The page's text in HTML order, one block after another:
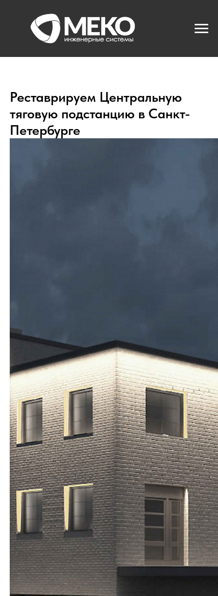
Реставрируем Центральную
тяговую подстанцию в Санкт-
Петербурге